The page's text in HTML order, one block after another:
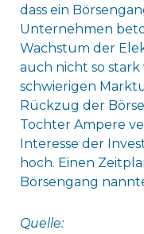
dass ein
Unternehmen
Wachstum der
auch nicht so
schwierigen
Rückzug der
Tochter Ampere
Interesse der
hoch. Einen
Börsengang
Quelle: